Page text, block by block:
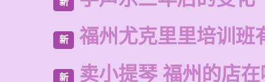
新
新 福州尤克里里培训班
新 卖小提琴 福州的店